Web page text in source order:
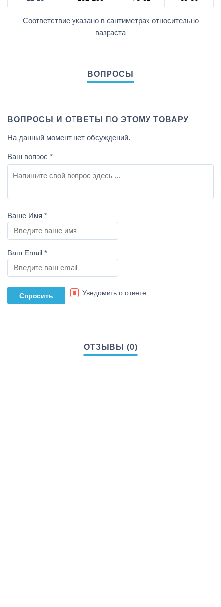
Соответствие указано в сантиметрах относительно
вазраста
ВОПРОСЫ И ОТВЕТЫ ПО ЭТОМУ ТОВАРУ
На данный момент нет обсуждений.
Ваш вопрос *
Ваше Имя *
Ваш Email *
Уведомить о ответе.